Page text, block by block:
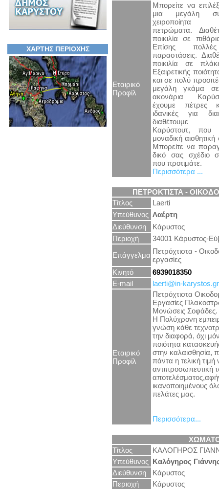
ΧΑΡΤΗΣ ΠΕΡΙΟΧΗΣ
Εταιρικό
Προφίλ
Μπορείτε να
μια μεγάλη
χειροποίητα
πετρώματα.
ποικιλία σε
Επίσης
παραστάσεις.
ποικιλία σε
Εξαιρετικής
και σε πολύ
μεγάλη γκάμα
ακονάρια
έχουμε πέτρες
ιδανικές για
διαθέτουμε
Καρύστουτ, που
μοναδική
Μπορείτε να
δικό σας σχέδιο
που προτιμάτε.
Περισσότερα ...
ΠΕΤΡΟΚΤΙΣΤΑ -
Τίτλος
Laerti
Υπεύθυνος Λαέρτη
Διεύθυνση
Κάρυστος
Περιοχή
34001 Κάρυστος-
Επάγγελμα Πετρόχτιστα -
εργασίες
Κινητό
6939018350
E-mail
laerti@in-karystos.gr
Εταιρικό
Προφίλ
Πετρόχτιστα
Εργασίες
Μονώσεις Σοφάδες.
Η Πολύχρονη
γνώση κάθε
την διαφορά, όχι
ποιότητα
στην καλαισθησία,
πάντα η τελική τιμή
αντιπροσωπευτική
ικανοποιημένους
πελάτες μας.
Περισσότερα...
Τίτλος
ΚΑΛΟΓΗΡΟΣ
Υπεύθυνος Καλόγηρος
Διεύθυνση
Κάρυστος
Περιοχή
Κάρυστος